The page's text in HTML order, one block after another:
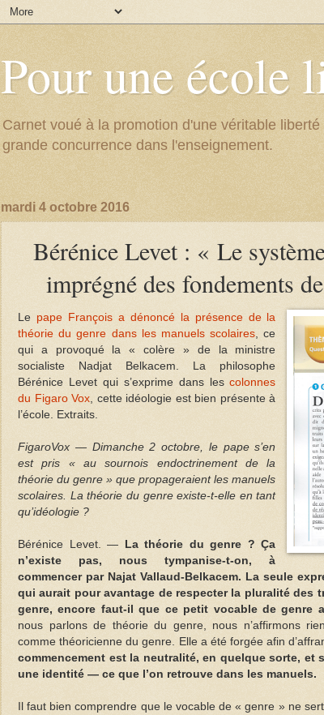
Pour une école
Carnet voué à la promotion d'une véritable
grande concurrence dans l'enseignement.
mardi 4 octobre 2016
Bérénice Levet : « Le
imprégné des fondements
Le pape François a dénoncé la présence de la
théorie du genre dans les manuels scolaires , ce
qui a provoqué la « colère » de la ministre
socialiste Nadjat Belkacem. La philosophe
Bérénice Levet qui s’exprime dans lescolonnes
du Figaro Vox , cette idéologie est bien présente à
l’école. Extraits.
FigaroVox — Dimanche 2 octobre, le pape s’en
est pris « au sournois endoctrinement de la
théorie du genre » que propageraient les manuels
scolaires. La théorie du genre existe-t-elle en tant
qu’idéologie ?
Bérénice Levet. —
La théorie du genre ? Ça
n’existe pas, nous tympanise-t-on, à
commencer par Najat Vallaud-Belkacem. La seule
qui aurait pour avantage de respecter la pluralité des
genre, encore faut-il que ce petit vocable de genre
nous parlons de théorie du genre, nous n’affirmons
comme théoricienne du genre. Elle a été forgée afin
commencement est la neutralité, en quelque sorte, et
une identité — ce que l’on retrouve dans les manuels.
Il faut bien comprendre que le vocable de « genre » ne